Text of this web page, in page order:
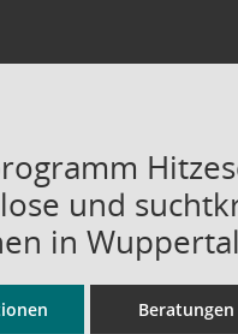
und
in Wuppertal
Beratungen